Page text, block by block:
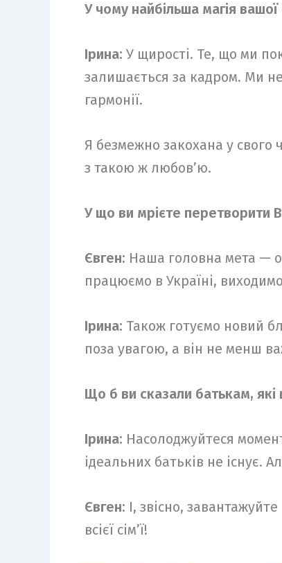
У чому найбільша магія вашої
Ірина: У щирості. Те, що ми
залишається за кадром. Ми
гармонії.
Я безмежно закохана у
з такою ж любов’ю.
У що ви мрієте перетворити
Євген: Наша головна мета —
працюємо в Україні,
Ірина: Також готуємо новий
поза увагою, а він не менш
Що б ви сказали батькам, які
Ірина: Насолоджуйтеся
ідеальних батьків не існує.
Євген: І, звісно,
всієї сім’ї!